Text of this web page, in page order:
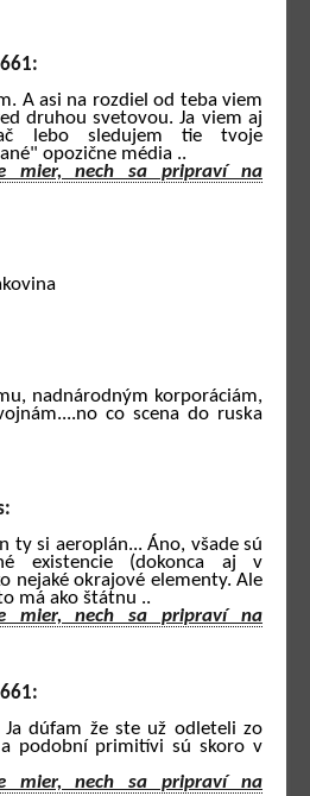
A asi na rozdiel od teba viem
druhou svetovou. Ja viem aj
lebo sledujem tie tvoje
opozične média ..
mier, nech sa pripraví na
nadnárodným korporáciám,
co scena do ruska
ty si aeroplán... Áno, všade sú
existencie (dokonca aj v
nejaké okrajové elementy. Ale
má ako štátnu ..
mier, nech sa pripraví na
dúfam že ste už odleteli zo
podobní primitívi sú skoro v
mier, nech sa pripraví na